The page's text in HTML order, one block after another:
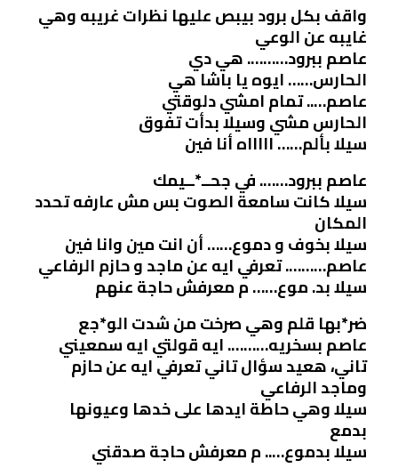
واقف بكل برود بيبص عليها نظرات غريبه وهي
غايبه عن الوعي
عاصم ببرود………. هي دي
الحارس…… ايوه يا باشا هي
عاصم….. تمام امشي دلوقتي
الحارس مشي وسيلا بدأت تفوق
سيلا بألم…… اااااه أنا فين
عاصم ببرود……. في جحــ*ــيمك
سيلا كانت سامعة الصوت بس مش عارفه تحدد
المكان
سيلا بخوف و دموع…… أن انت مين وانا فين
عاصم………. تعرفي ايه عن ماجد و حازم الرفاعي
سيلا بد. موع…… م معرفش حاجة عنهم
ضر*بها قلم وهي صرخت من شدت الو*جع
عاصم بسخريه………. ايه قولتي ايه سمعيني
تاني، هعيد سؤال تاني تعرفي ايه عن حازم
وماجد الرفاعي
سيلا وهي حاطة ايدها على خدها وعيونها
بدمع
سيلا بدموع….. م معرفش حاجة صدقني